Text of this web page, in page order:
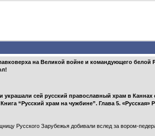
на Великой войне и командующего
сей русский православный храм в Каннах
“Русский храм на чужбине”. Глава 5.
Русского Зарубежья добивали вслед за вором-